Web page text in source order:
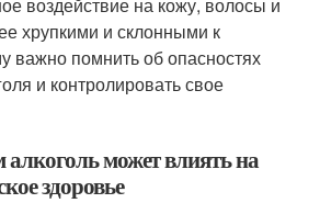
хрупкими и склонными к
важно помнить об опасностях
и контролировать свое
может влиять на
здоровье